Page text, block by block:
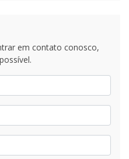
em contato conosco,